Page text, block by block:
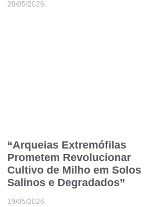
20/05/2026
“Arqueias Extremófilas
Prometem Revolucionar
Cultivo de Milho em Solos
Salinos e Degradados”
19/05/2026